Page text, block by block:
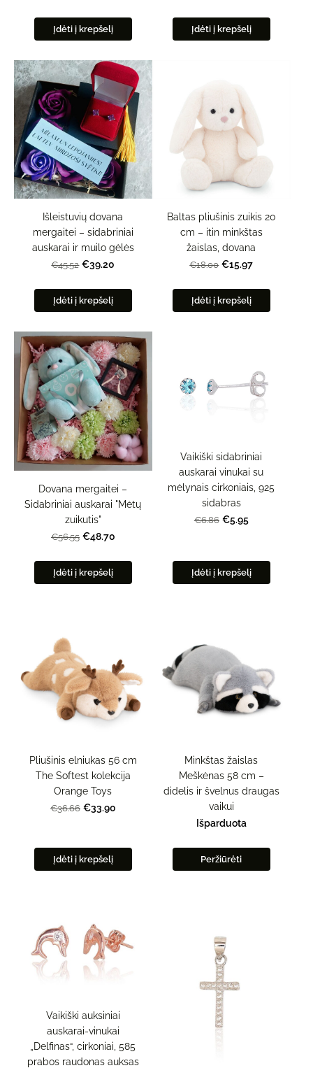
Įdėti į krepšelį Įdėti į krepšelį
Išleistuvių dovana
mergaitei – sidabriniai
auskarai ir muilo gėlės
€45.52 €39.20
Įdėti į krepšelį
Baltas pliušinis zuikis 20
cm – itin minkštas
žaislas, dovana
€18.00 €15.97
Įdėti į krepšelį
Dovana mergaitei –
Sidabriniai auskarai "Mėtų
zuikutis"
€56.55 €48.70
Įdėti į krepšelį
Vaikiški sidabriniai
auskarai vinukai su
mėlynais cirkoniais, 925
sidabras
€6.86 €5.95
Įdėti į krepšelį
Pliušinis elniukas 56 cm
The Softest kolekcija
Orange Toys
€36.66 €33.90
Įdėti į krepšelį
Minkštas žaislas
Meškėnas 58 cm –
didelis ir švelnus draugas
vaikui
Išparduota
Peržiūrėti
Vaikiški auksiniai
auskarai-vinukai
„Delfinas“, cirkoniai, 585
prabos raudonas auksas